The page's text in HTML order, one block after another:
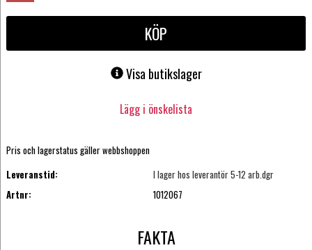
KÖP
Visa butikslager
Lägg i önskelista
Pris och lagerstatus gäller webbshoppen
Leveranstid:
I lager hos leverantör 5-12 arb.dgr
Artnr:
1012067
FAKTA